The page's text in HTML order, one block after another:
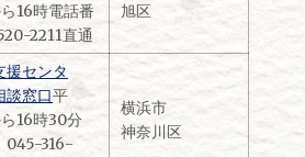
16時電話番
2211直通
旭区
援センタ
談窓口平
16時30分
045-316-
横浜市
神奈川区